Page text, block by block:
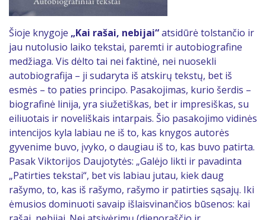
Šioje knygoje „Kai rašai, nebijai“atsidūrė tolstančio ir
jau nutolusio laiko tekstai, paremti ir autobiografine
medžiaga. Vis dėlto tai nei faktinė, nei nuosekli
autobiografija – ji sudaryta iš atskirų tekstų, bet iš
esmės – to paties principo. Pasakojimas, kurio šerdis –
biografinė linija, yra siužetiškas, bet ir impresiškas, su
eiliuotais ir noveliškais intarpais. Šio pasakojimo vidinės
intencijos kyla labiau ne iš to, kas knygos autorės
gyvenime buvo, įvyko, o daugiau iš to, kas buvo patirta.
Pasak Viktorijos Daujotytės: „Galėjo likti ir pavadinta
„Patirties tekstai“, bet vis labiau jutau, kiek daug
rašymo, to, kas iš rašymo, rašymo ir patirties sąsajų. Iki
ėmusios dominuoti savaip išlaisvinančios būsenos: kai